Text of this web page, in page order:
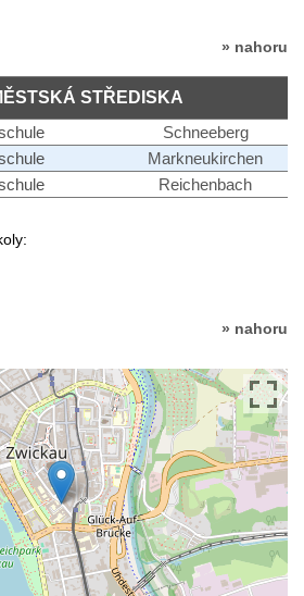
» nahoru
STŘEDISKA
Schneeberg
Markneukirchen
Reichenbach
» nahoru